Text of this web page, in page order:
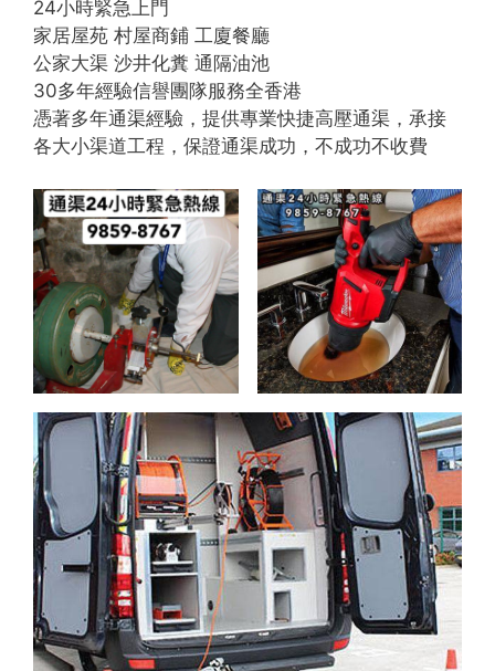
24小時緊急上門
家居屋苑 村屋商鋪 工廈餐廳
公家大渠 沙井化糞 通隔油池
30多年經驗信譽團隊服務全香港
憑著多年通渠經驗，提供專業快捷高壓通渠，承接
各大小渠道工程，保證通渠成功，不成功不收費